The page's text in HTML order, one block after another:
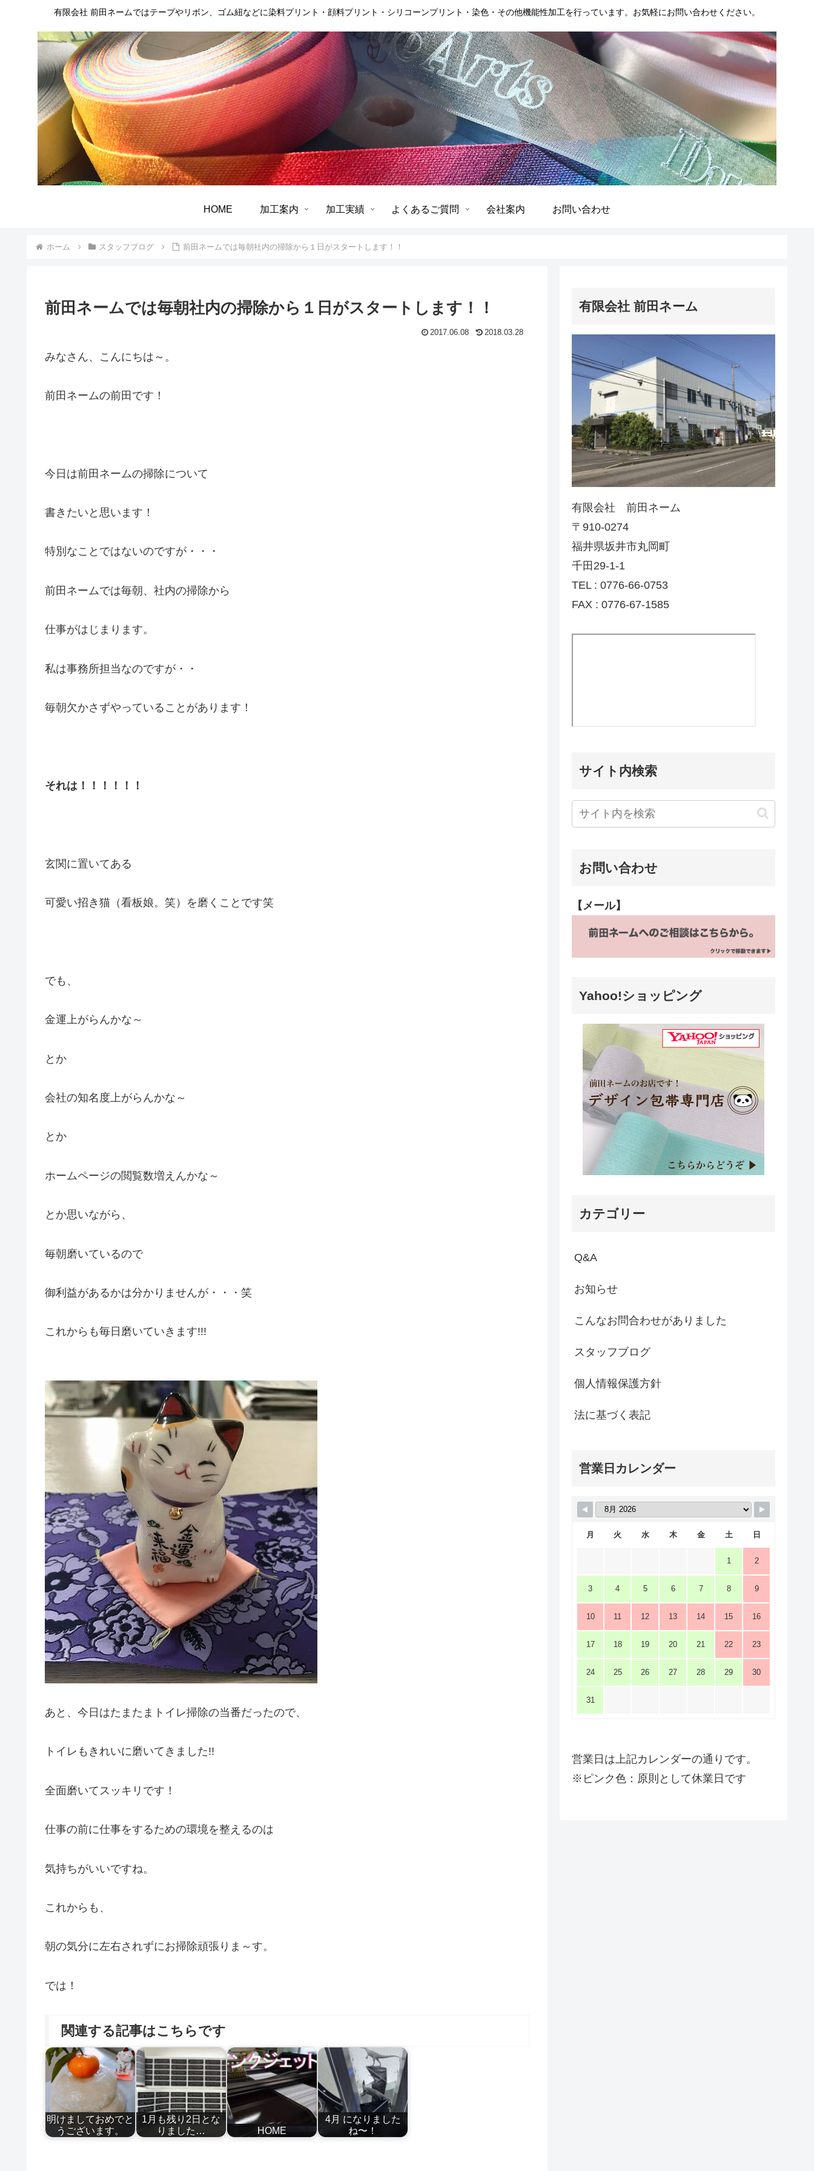
有限会社 前田ネームではテープやリボン、ゴム紐などに染料プリント・顔料プリント・シリコーンプリント・染色・その他機能性加工を行っています。お気軽にお問い合わせください。
HOME 加工案内 加工実績 よくあるご質問 会社案内 お問い合わせ
ホーム スタッフブログ 前田ネームでは毎朝社内の掃除から１日がスタートします！！
前田ネームでは毎朝社内の掃除から１日がスタートします！！
2017.06.08 2018.03.28
みなさん、こんにちは～。
前田ネームの前田です！
今日は前田ネームの掃除について
書きたいと思います！
特別なことではないのですが・・・
前田ネームでは毎朝、社内の掃除から
仕事がはじまります。
私は事務所担当なのですが・・
毎朝欠かさずやっていることがあります！
それは！！！！！！
玄関に置いてある
可愛い招き猫（看板娘。笑）を磨くことです笑
でも、
金運上がらんかな～
とか
会社の知名度上がらんかな～
とか
ホームページの閲覧数増えんかな～
とか思いながら、
毎朝磨いているので
御利益があるかは分かりませんが・・・笑
これからも毎日磨いていきます!!!
あと、今日はたまたまトイレ掃除の当番だったので、
トイレもきれいに磨いてきました!!
全面磨いてスッキリです！
仕事の前に仕事をするための環境を整えるのは
気持ちがいいですね。
これからも、
朝の気分に左右されずにお掃除頑張りま～す。
では！
関連する記事はこちらです
明けましておめでと
うございます。
1月も残り2日とな
りました…
HOME
4月 になりました
ね〜！
有限会社 前田ネーム
有限会社 前田ネーム
〒910-0274
福井県坂井市丸岡町
千田29-1-1
TEL : 0776-66-0753
FAX : 0776-67-1585
サイト内検索
お問い合わせ
【メール】
Yahoo!ショッピング
カテゴリー
Q&A
お知らせ
こんなお問合わせがありました
スタッフブログ
個人情報保護方針
法に基づく表記
営業日カレンダー
月 火 水 木 金 土 日
1 2
3 4 5 6 7 8 9
10 11 12 13 14 15 16
17 18 19 20 21 22 23
24 25 26 27 28 29 30
31
営業日は上記カレンダーの通りです。
※ピンク色：原則として休業日です